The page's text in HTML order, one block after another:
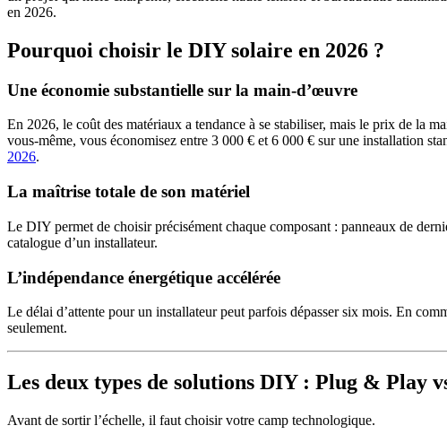
en 2026.
Pourquoi choisir le DIY solaire en 2026 ?
Une économie substantielle sur la main-d’œuvre
En 2026, le coût des matériaux a tendance à se stabiliser, mais le prix de la
vous-même, vous économisez entre 3 000 € et 6 000 € sur une installation
2026.
La maîtrise totale de son matériel
Le DIY permet de choisir précisément chaque composant : panneaux de
catalogue d’un installateur.
L’indépendance énergétique accélérée
Le délai d’attente pour un installateur peut parfois dépasser six mois. En
seulement.
Les deux types de solutions DIY : Plug & Play
Avant de sortir l’échelle, il faut choisir votre camp technologique.